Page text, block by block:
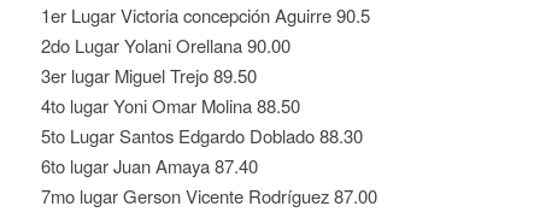
1er Lugar Victoria concepción Aguirre 90.5
2do Lugar Yolani Orellana 90.00
3er lugar Miguel Trejo 89.50
4to lugar Yoni Omar Molina 88.50
5to Lugar Santos Edgardo Doblado 88.30
6to lugar Juan Amaya 87.40
7mo lugar Gerson Vicente Rodríguez 87.00